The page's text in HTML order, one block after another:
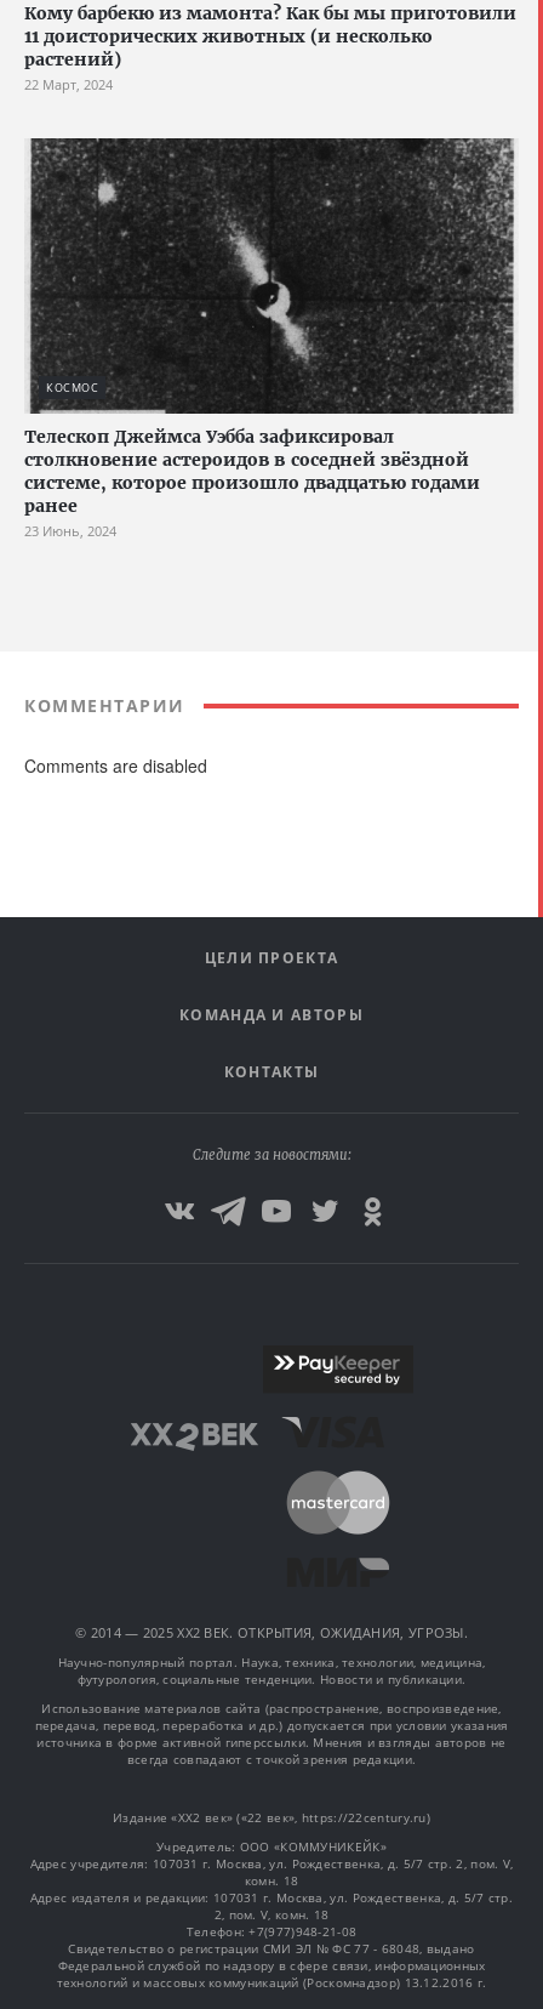
Кому барбекю из мамонта? Как бы мы приготовили
11 доисторических животных (и несколько
растений)
22 Март, 2024
КОСМОС
Телескоп Джеймса Уэбба зафиксировал
столкновение астероидов в соседней звёздной
системе, которое произошло двадцатью годами
ранее
23 Июнь, 2024
КОММЕНТАРИИ
Comments are disabled
ЦЕЛИ ПРОЕКТА
КОМАНДА И АВТОРЫ
КОНТАКТЫ
Следите за новостями:
© 2014 — 2025 XX2 ВЕК. ОТКРЫТИЯ, ОЖИДАНИЯ, УГРОЗЫ.
Научно-популярный портал. Наука, техника, технологии, медицина,
футурология, социальные тенденции. Новости и публикации.
Использование материалов сайта (распространение, воспроизведение,
передача, перевод, переработка и др.) допускается при условии указания
источника в форме активной гиперссылки. Мнения и взгляды авторов не
всегда совпадают с точкой зрения редакции.
Издание «XX2 век» («22 век», https://22century.ru)
Учредитель: OOO «КОММУНИКЕЙК»
Адрес учредителя: 107031 г. Москва, ул. Рождественка, д. 5/7 стр. 2, пом. V,
комн. 18
Адрес издателя и редакции: 107031 г. Москва, ул. Рождественка, д. 5/7 стр.
2, пом. V, комн. 18
Телефон: +7(977)948-21-08
Свидетельство о регистрации СМИ ЭЛ № ФС 77 - 68048, выдано
Федеральной службой по надзору в сфере связи, информационных
технологий и массовых коммуникаций (Роскомнадзор) 13.12.2016 г.